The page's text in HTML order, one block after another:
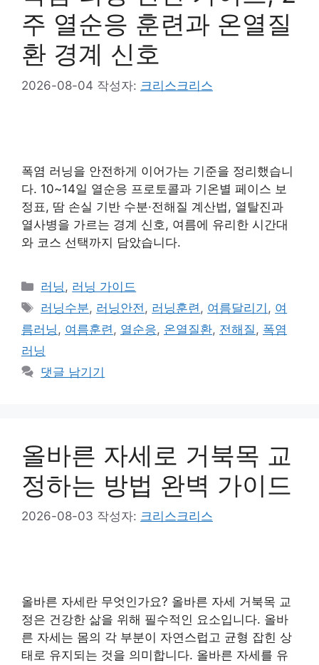
주 열순응 훈련과 온열질
환 경계 신호
2026-08-04 작성자: 크리스크리스
폭염 러닝을 안전하게 이어가는 기준을 정리했습니
다. 10~14일 열순응 프로토콜과 기온별 페이스 보
정표, 땀 손실 기반 수분·전해질 계산법, 열탈진과
열사병을 가르는 경계 신호, 여름에 유리한 시간대
와 코스 선택까지 담았습니다.
카
테
고
리
러닝 , 러닝 가이드
태
그
러닝수분, 러닝안전 , 러닝훈련 , 여름달리기 , 여
름러닝 , 여름훈련 , 열순응, 온열질환, 전해질 , 폭염
러닝
댓글 남기기
올바른 자세로 거북목 교
정하는 방법 완벽 가이드
2026-08-03 작성자: 크리스크리스
올바른 자세란 무엇인가요? 올바른 자세 거북목 교
정은 건강한 삶을 위해 필수적인 요소입니다. 올바
른 자세는 몸의 각 부분이 자연스럽고 균형 잡힌 상
태로 유지되는 것을 의미합니다. 올바른 자세를 유